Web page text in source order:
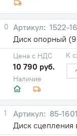
0
1522-
Диск опорный
Наличие
Цена с НДС
10 790 руб.
К
1
85-
Диск